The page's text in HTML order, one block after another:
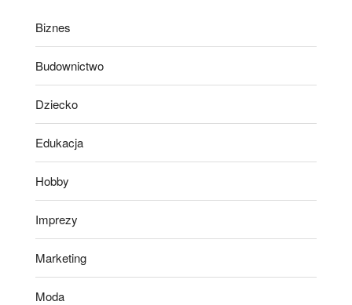
Biznes
Budownictwo
Dziecko
Edukacja
Hobby
Imprezy
Marketing
Moda